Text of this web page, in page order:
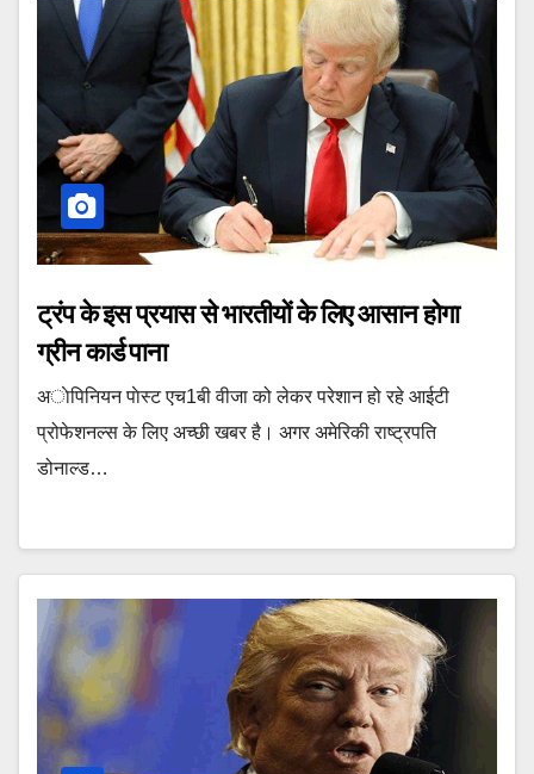
ट्रंप के इस प्रयास से भारतीयों के लिए आसान होगा
ग्रीन कार्ड पाना
अाेपिनियन पाेस्ट एच1बी वीजा को लेकर परेशान हो रहे आईटी
प्रोफेशनल्स के लिए अच्छी खबर है। अगर अमेरिकी राष्ट्रपति
डोनाल्ड…